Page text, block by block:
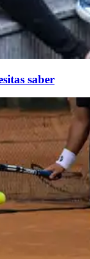
saber